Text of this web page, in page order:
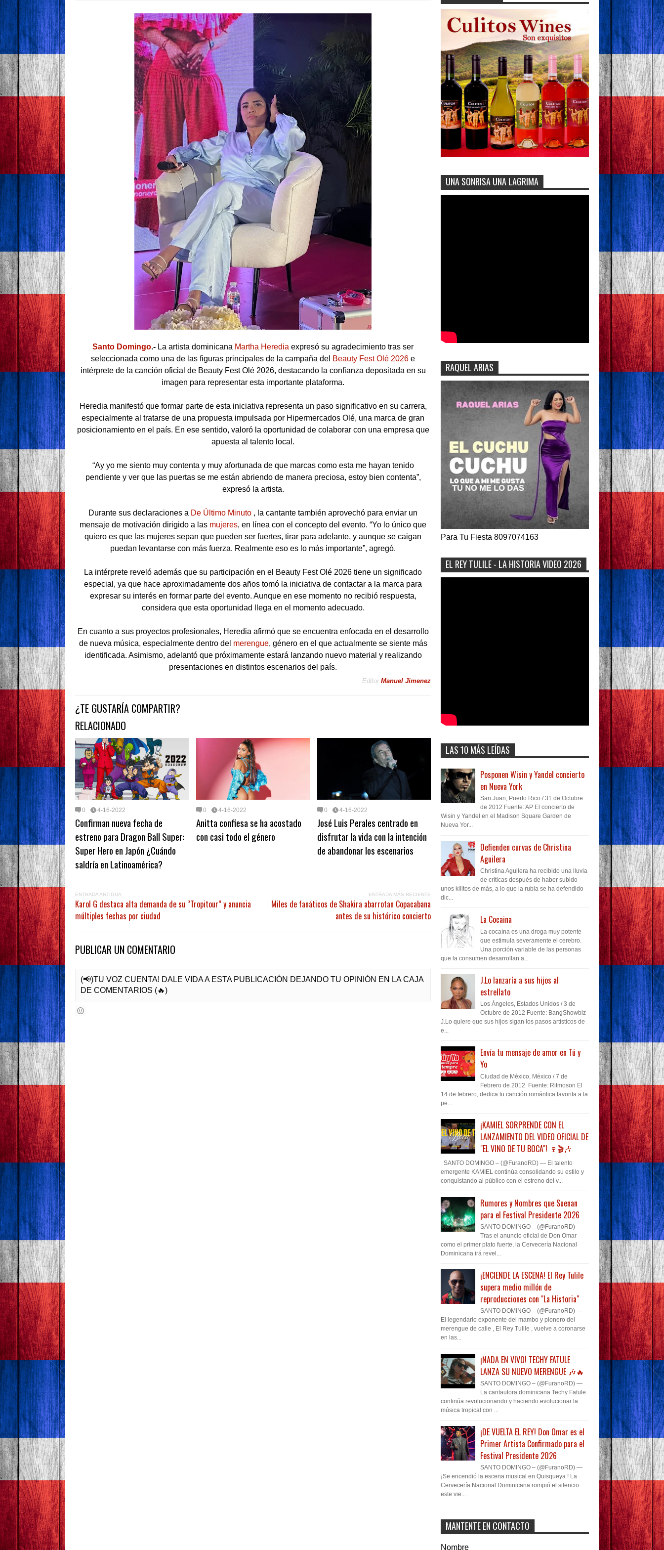
Santo Domingo.- La artista dominicana Martha Heredia expresó su agradecimiento tras ser
seleccionada como una de las figuras principales de la campaña del Beauty Fest Olé 2026 e
intérprete de la canción oficial de Beauty Fest Olé 2026, destacando la confianza depositada en su
imagen para representar esta importante plataforma.
Heredia manifestó que formar parte de esta iniciativa representa un paso significativo en su carrera,
especialmente al tratarse de una propuesta impulsada por Hipermercados Olé, una marca de gran
posicionamiento en el país. En ese sentido, valoró la oportunidad de colaborar con una empresa que
apuesta al talento local.
“Ay yo me siento muy contenta y muy afortunada de que marcas como esta me hayan tenido
pendiente y ver que las puertas se me están abriendo de manera preciosa, estoy bien contenta”,
expresó la artista.
Durante sus declaraciones a De Último Minuto , la cantante también aprovechó para enviar un
mensaje de motivación dirigido a las mujeres, en línea con el concepto del evento. “Yo lo único que
quiero es que las mujeres sepan que pueden ser fuertes, tirar para adelante, y aunque se caigan
puedan levantarse con más fuerza. Realmente eso es lo más importante”, agregó.
La intérprete reveló además que su participación en el Beauty Fest Olé 2026 tiene un significado
especial, ya que hace aproximadamente dos años tomó la iniciativa de contactar a la marca para
expresar su interés en formar parte del evento. Aunque en ese momento no recibió respuesta,
considera que esta oportunidad llega en el momento adecuado.
En cuanto a sus proyectos profesionales, Heredia afirmó que se encuentra enfocada en el desarrollo
de nueva música, especialmente dentro del merengue, género en el que actualmente se siente más
identificada. Asimismo, adelantó que próximamente estará lanzando nuevo material y realizando
presentaciones en distintos escenarios del país.
Editor Manuel Jimenez
¿TE GUSTARÍA COMPARTIR?
RELACIONADO
0 4-16-2022
Confirman nueva fecha de
estreno para Dragon Ball Super:
Super Hero en Japón ¿Cuándo
saldría en Latinoamérica?
0 4-16-2022
Anitta confiesa se ha acostado
con casi todo el género
0 4-16-2022
José Luis Perales centrado en
disfrutar la vida con la intención
de abandonar los escenarios
ENTRADA MÁS RECIENTE
Miles de fanáticos de Shakira abarrotan Copacabana
antes de su histórico concierto
ENTRADA ANTIGUA
Karol G destaca alta demanda de su “Tropitour” y anuncia
múltiples fechas por ciudad
PUBLICAR UN COMENTARIO
(📢)TU VOZ CUENTA! DALE VIDA A ESTA PUBLICACIÓN DEJANDO TU OPINIÓN EN LA CAJA
DE COMENTARIOS (🔥)
UNA SONRISA UNA LAGRIMA
RAQUEL ARIAS
Para Tu Fiesta 8097074163
EL REY TULILE - LA HISTORIA VIDEO 2026
LAS 10 MÁS LEÍDAS
Posponen Wisin y Yandel concierto
en Nueva York
San Juan, Puerto Rico / 31 de Octubre
de 2012 Fuente: AP El concierto de
Wisin y Yandel en el Madison Square Garden de
Nueva Yor...
Defienden curvas de Christina
Aguilera
Christina Aguilera ha recibido una lluvia
de críticas después de haber subido
unos kilitos de más, a lo que la rubia se ha defendido
dic...
La Cocaina
La cocaína es una droga muy potente
que estimula severamente el cerebro.
Una porción variable de las personas
que la consumen desarrollan a...
J.Lo lanzaría a sus hijos al
estrellato
Los Ángeles, Estados Unidos / 3 de
Octubre de 2012 Fuente: BangShowbiz
J.Lo quiere que sus hijos sigan los pasos artísticos de
e...
Envía tu mensaje de amor en Tú y
Yo
Ciudad de México, México / 7 de
Febrero de 2012 Fuente: Ritmoson El
14 de febrero, dedica tu canción romántica favorita a la
pe...
¡KAMIEL SORPRENDE CON EL
LANZAMIENTO DEL VIDEO OFICIAL DE
"EL VINO DE TU BOCA"! 🍷🎬🎶
SANTO DOMINGO – (@FuranoRD) — El talento
emergente KAMIEL continúa consolidando su estilo y
conquistando al público con el estreno del v...
Rumores y Nombres que Suenan
para el Festival Presidente 2026
SANTO DOMINGO – (@FuranoRD) —
Tras el anuncio oficial de Don Omar
como el primer plato fuerte, la Cervecería Nacional
Dominicana irá revel...
¡ENCIENDE LA ESCENA! El Rey Tulile
supera medio millón de
reproducciones con "La Historia"
SANTO DOMINGO – (@FuranoRD) —
El legendario exponente del mambo y pionero del
merengue de calle , El Rey Tulile , vuelve a coronarse
en las...
¡NADA EN VIVO! TECHY FATULE
LANZA SU NUEVO MERENGUE 🎶🔥
SANTO DOMINGO – (@FuranoRD) —
La cantautora dominicana Techy Fatule
continúa revolucionando y haciendo evolucionar la
música tropical con ...
¡DE VUELTA EL REY! Don Omar es el
Primer Artista Confirmado para el
Festival Presidente 2026
SANTO DOMINGO – (@FuranoRD) —
¡Se encendió la escena musical en Quisqueya ! La
Cervecería Nacional Dominicana rompió el silencio
este vie...
MANTENTE EN CONTACTO
Nombre